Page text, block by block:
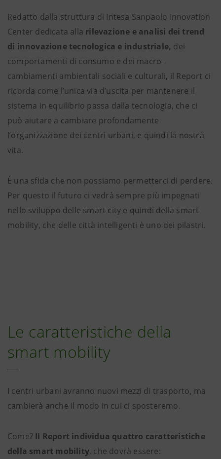
Redatto dalla struttura di Intesa Sanpaolo Innovation
Center dedicata alla rilevazione e analisi dei trend
di innovazione tecnologica e industriale, dei
comportamenti di consumo e dei macro-
cambiamenti ambientali sociali e culturali, il Report ci
ricorda come l’unica via d’uscita per mantenere il
sistema in equilibrio passa dalla tecnologia, che ci
può aiutare a cambiare profondamente
l’organizzazione dei centri urbani, e quindi la nostra
vita.
È una sfida che non possiamo permetterci di perdere.
Per questo il futuro ci vedrà sempre più impegnati
nello sviluppo delle smart city e quindi della smart
mobility, che delle città intelligenti è uno dei pilastri.
Le caratteristiche della
smart mobility
I centri urbani avranno nuovi mezzi di trasporto, ma
cambierà anche il modo in cui ci sposteremo.
Come? Il Report individua quattro caratteristiche
della smart mobility, che dovrà essere: